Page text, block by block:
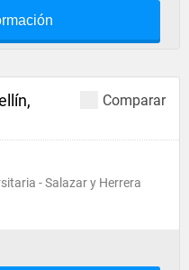
Comparar
- Salazar y Herrera